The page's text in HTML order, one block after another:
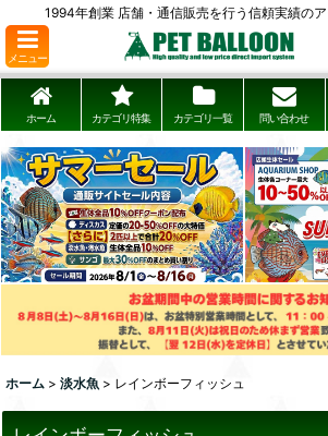
1994年創業 店舗・通信販売を行う信頼実績の
メニュー
ホーム カテゴリ特集 カテゴリ一覧 問い合わせ
ホーム > 淡水魚 > レインボーフィッシュ